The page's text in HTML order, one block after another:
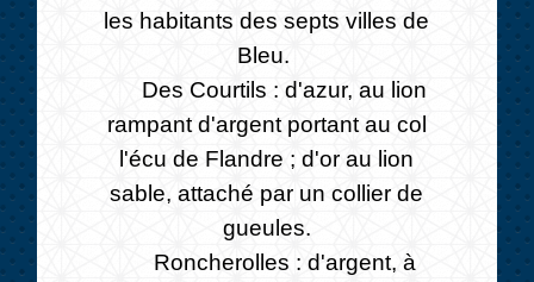
les habitants des septs villes de
Bleu.
Des Courtils : d'azur, au lion
rampant d'argent portant au col
l'écu de Flandre ; d'or au lion
sable, attaché par un collier de
gueules.
Roncherolles : d'argent, à